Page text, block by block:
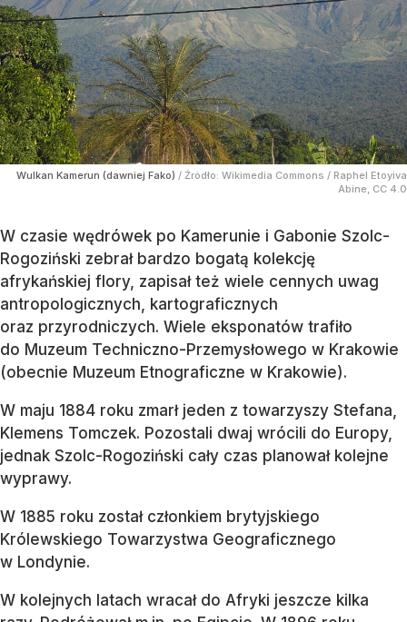
Wulkan Kamerun (dawniej Fako) / Źródło: Wikimedia Commons / Raphel Etoyiva
Abine, CC 4.0
W czasie wędrówek po Kamerunie i Gabonie Szolc-
Rogoziński zebrał bardzo bogatą kolekcję
afrykańskiej flory, zapisał też wiele cennych uwag
antropologicznych, kartograficznych
oraz przyrodniczych. Wiele eksponatów trafiło
do Muzeum Techniczno-Przemysłowego w Krakowie
(obecnie Muzeum Etnograficzne w Krakowie).
W maju 1884 roku zmarł jeden z towarzyszy Stefana,
Klemens Tomczek. Pozostali dwaj wrócili do Europy,
jednak Szolc-Rogoziński cały czas planował kolejne
wyprawy.
W 1885 roku został członkiem brytyjskiego
Królewskiego Towarzystwa Geograficznego
w Londynie.
W kolejnych latach wracał do Afryki jeszcze kilka